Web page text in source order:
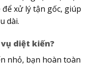
xử lý tận gốc, giúp
dài.
diệt kiến?
nhỏ, bạn hoàn toàn